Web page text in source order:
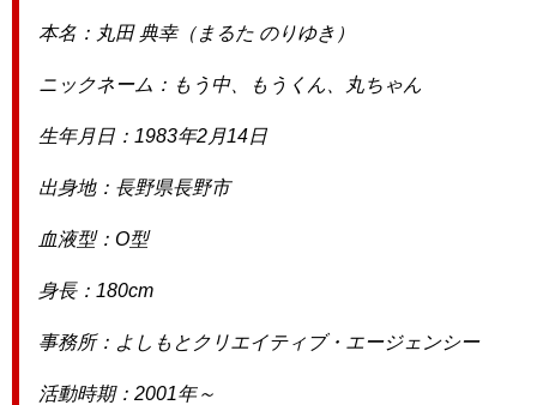
本名：丸田 典幸（まるた のりゆき）
ニックネーム：もう中、もうくん、丸ちゃん
生年月日：1983年2月14日
出身地：長野県長野市
血液型：O型
身長：180cm
事務所：よしもとクリエイティブ・エージェンシー
活動時期：2001年～